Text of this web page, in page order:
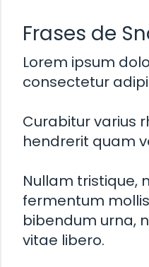
Frases de
Lorem ipsum
consectetur
Curabitur varius
hendrerit quam
Nullam tristique,
fermentum
bibendum urna,
vitae libero.